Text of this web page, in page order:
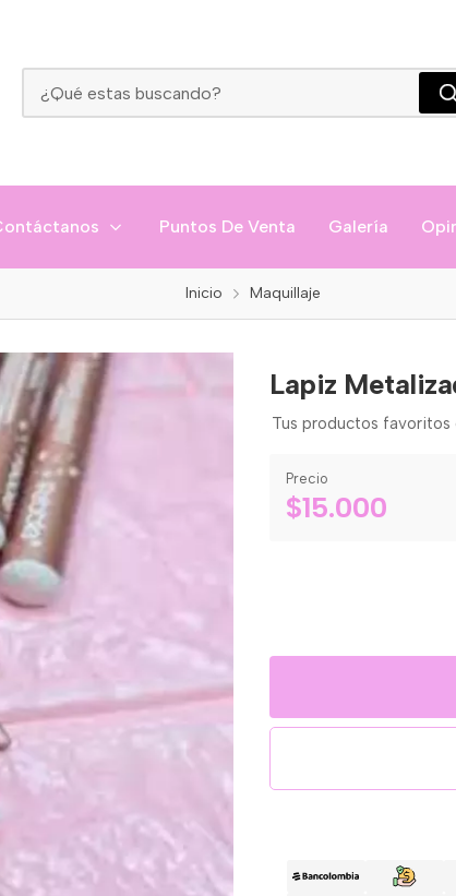
Puntos De Venta Galería
Inicio Maquillaje
Lapiz
Tus productos favoritos
Precio
$15.000